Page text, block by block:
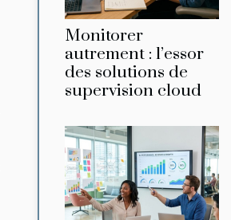
Monitorer
autrement : l’essor
des solutions de
supervision cloud